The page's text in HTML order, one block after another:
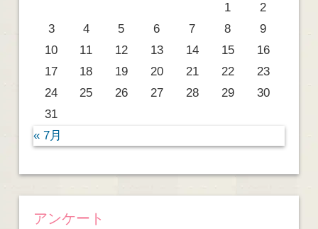
1
2
3
4 5 6 7 8
9
10
11 12 13 14 15
16
17
18 19 20 21 22
23
24
25 26 27 28 29
30
31
« 7月
アンケート